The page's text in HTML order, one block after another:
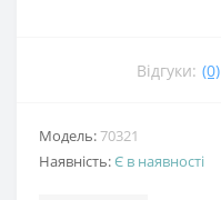
Відгуки: (0)
Модель:70321
Наявність:Є в наявності